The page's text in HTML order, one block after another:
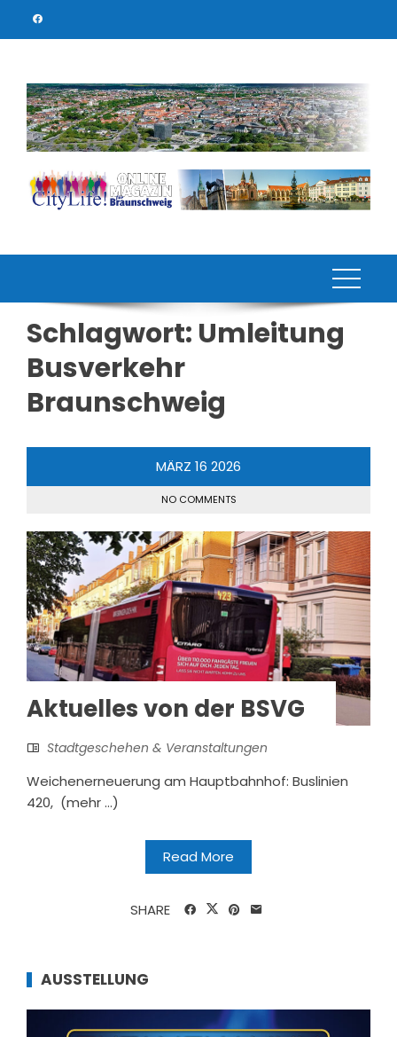
Schlagwort: Umleitung
Busverkehr
Braunschweig
MÄRZ 16 2026
NO COMMENTS
Aktuelles von der BSVG
Stadtgeschehen & Veranstaltungen
Weichenerneuerung am Hauptbahnhof: Buslinien
420, (mehr …)
Read More
SHARE
AUSSTELLUNG